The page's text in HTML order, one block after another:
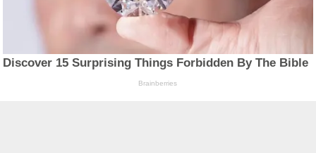
Discover 15 Surprising Things Forbidden By The Bible
Brainberries